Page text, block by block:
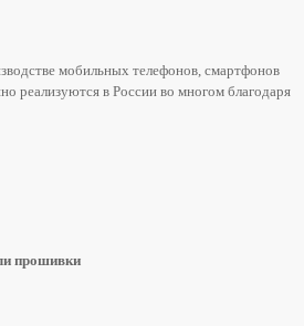
мобильных телефонов, смартфонов
реализуются в России во многом благодаря
прошивки